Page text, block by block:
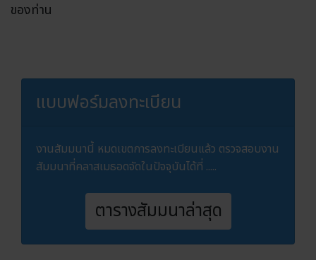
ของท่าน
แบบฟอร์มลงทะเบียน
งานสัมมนานี้ หมดเขตการลงทะเบียนแล้ว ตรวจสอบงาน
สัมมนาที่คลาสเมธอดจัดในปัจจุบันได้ที่ .....
ตารางสัมมนาล่าสุด